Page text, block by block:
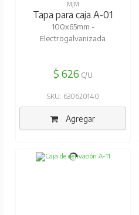
MJM
Tapa para caja A-01
100x65mm -
Electrogalvanizada
$ 626 C/U
SKU: 630620140
Agregar